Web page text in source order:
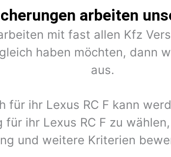
arbeiten
mit fast allen Kfz
haben möchten, dann
aus.
für ihr Lexus RC F kann
für ihr Lexus RC F zu
und weitere Kriterien